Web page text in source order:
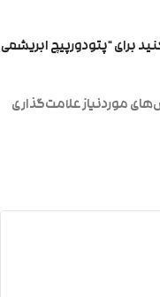
برای “پتودورپیچ ابریشمی
موردنیاز علامت‌گذاری